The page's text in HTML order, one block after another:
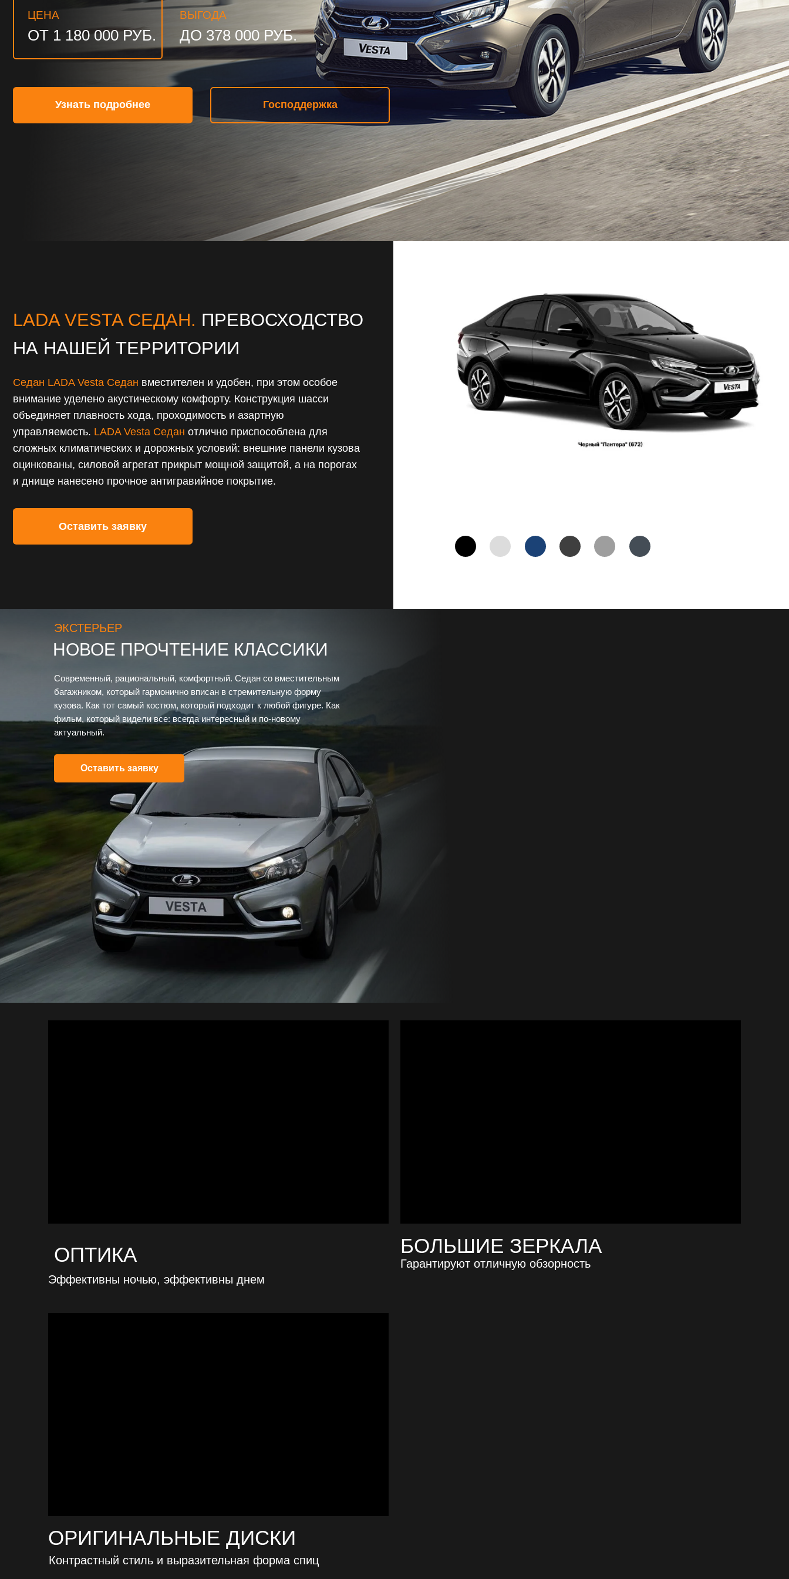
ОТ 1 180 000 РУБ. ДО 378 000 РУБ.
Господдержка
Седан LADA Vesta Седан
вместителен и удобен, при этом особое
внимание уделено акустическому комфорту. Конструкция шасси
объединяет плавность хода, проходимость и азартную
управляемость.LADA Vesta Седанотлично приспособлена для
оцинкованы, силовой агрегат прикрыт мощной защитой, а на порогах
и днище нанесено прочное антигравийное покрытие.
НОВОЕ ПРОЧТЕНИЕ КЛАССИКИ
ЭКСТЕРЬЕР
Современный, рациональный, комфортный. Седан со вместительным
багажником, который гармонично вписан в стремительную форму
кузова. Как тот самый костюм, который подходит к любой фигуре. Как
фильм, который видели все: всегда интересный и по-новому
актуальный.
Оставить заявку
ОПТИКА
Эффективны ночью, эффективны днем
ОРИГИНАЛЬНЫЕ ДИСКИ
Контрастный стиль и выразительная форма спиц
БОЛЬШИЕ ЗЕРКАЛА
Гарантируют отличную обзорность